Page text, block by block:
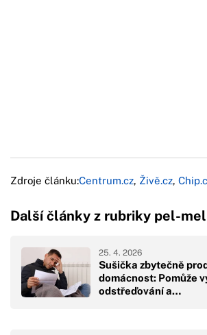
Zdroje článku:Centrum.cz, Živě.cz,
Další články z rubriky pel-mel
Sušička zbytečně
domácnost: Pomůže
odstřeďování a…
25. 4. 2026